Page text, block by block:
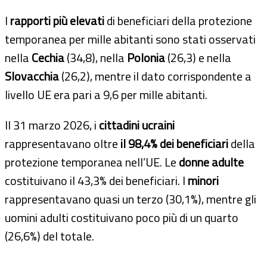
Irapporti più elevatidi beneficiari della protezione
temporanea per mille abitanti sono stati osservati
nellaCechia(34,8), nella Polonia(26,3) e nella
Slovacchia(26,2), mentre il dato corrispondente a
livello UE era pari a 9,6 per mille abitanti.
Il 31 marzo 2026, icittadini ucraini
rappresentavano oltreil 98,4% dei beneficiaridella
protezione temporanea nell’UE. Ledonne adulte
costituivano il 43,3% dei beneficiari. Iminori
rappresentavano quasi un terzo (30,1%), mentre gli
uomini adulti costituivano poco più di un quarto
(26,6%) del totale.